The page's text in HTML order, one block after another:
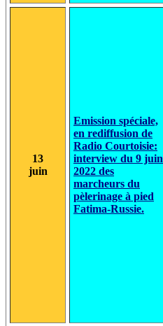
13
juin
Emission spéciale,
en rediffusion de
Radio Courtoisie:
interview du 9 juin
2022 des
marcheurs du
pèlerinage à pied
Fatima-Russie.